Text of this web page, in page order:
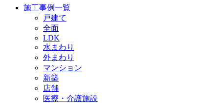
施工事例一覧
戸建て
全面
LDK
水まわり
外まわり
マンション
新築
店舗
医療・介護施設